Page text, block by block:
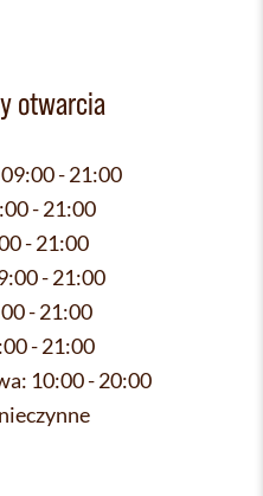
otwarcia
09:00 - 21:00
- 21:00
- 21:00
- 21:00
- 21:00
- 21:00
10:00 - 20:00
nieczynne